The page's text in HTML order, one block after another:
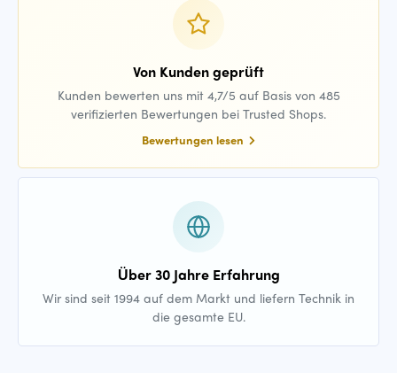
Von Kunden geprüft
Kunden bewerten uns mit 4,7/5 auf Basis von 485
verifizierten Bewertungen bei Trusted Shops.
Bewertungen lesen
Über 30 Jahre Erfahrung
Wir sind seit 1994 auf dem Markt und liefern Technik in
die gesamte EU.